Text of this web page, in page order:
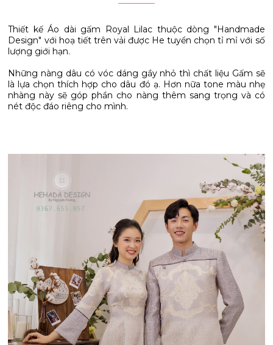
Thiết kế Áo dài gấm Royal Lilac thuộc dòng "Handmade
Design" với hoạ tiết trên vải được He tuyển chọn tỉ mỉ với số
lượng giới hạn.
Những nàng dâu có vóc dáng gầy nhỏ thì chất liệu Gấm sẽ
là lựa chọn thích hợp cho dâu đó ạ. Hơn nữa tone màu nhẹ
nhàng này sẽ góp phần cho nàng thêm sang trọng và có